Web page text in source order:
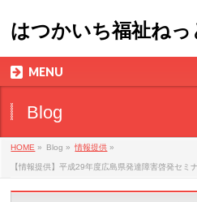
はつかいち福祉ねっ
MENU
Blog
HOME » Blog » 情報提供 »
【情報提供】平成29年度広島県発達障害啓発セミ